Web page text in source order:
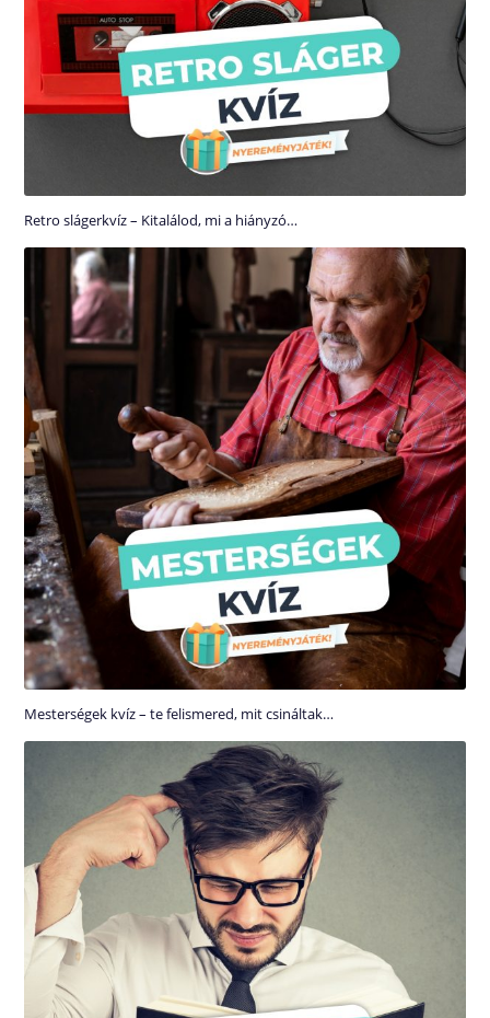
Retro slágerkvíz – Kitalálod, mi a hiányzó…
Mesterségek kvíz – te felismered, mit csináltak…